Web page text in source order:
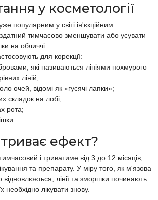
у косметології
популярним у світі ін'єкційним
тимчасово зменшувати або усувати
на обличчі.
для корекції:
які називаються лініями похмурого
ліній;
очей, відомі як «гусячі лапки»;
складок на лобі;
рота;
ефект?
і триватиме від 3 до 12 місяців,
та препарату. У міру того, як м'язова
відновлюється, лінії та зморшки починають
необхідно лікувати знову.